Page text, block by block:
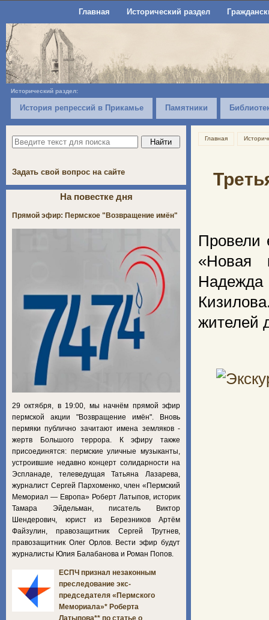
Главная Исторический раздел
Исторический раздел:
История репрессий в Прикамье Памятники
Главная
Провели
«Новая
Надежда
жителей
Задать свой вопрос на сайте
На повестке дня
Прямой эфир: Пермское "Возвращение имён"
29 октября, в 19:00, мы начнём прямой эфир
пермской акции "Возвращение имён". Вновь
пермяки публично зачитают имена земляков -
жертв Большого террора. К эфиру также
присоединятся: пермские уличные музыканты,
устроившие недавно концерт солидарности на
Эспланаде, телеведущая Татьяна Лазарева,
журналист Сергей Пархоменко, член «Пермский
Мемориал — Европа» Роберт Латыпов, историк
Тамара Эйдельман, писатель Виктор
Шендерович, юрист из Березников Артём
Файзулин, правозащитник Сергей Трутнев,
правозащитник Олег Орлов. Вести эфир будут
журналисты Юлия Балабанова и Роман Попов.
ЕСПЧ признал незаконным
преследование экс-
председателя «Пермского
Мемориала»* Роберта